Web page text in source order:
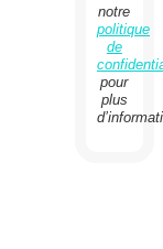
notre
politique
de
pour
plus